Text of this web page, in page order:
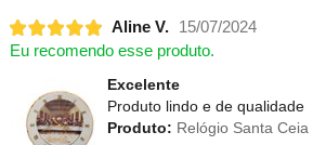
Aline V.
15/07/2024
Eu recomendo esse produto.
Excelente
Produto lindo e de qualidade
Produto: Relógio Santa